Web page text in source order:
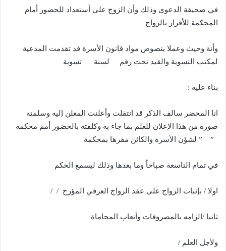
في صحيفة الدعوى وذلك وأن الزوج على أستعداد للحضور أمام
المحكمة للأقرار بالزواج
وأنة وحيث وعملا بنصوص مواد قانون الأسرة قد تقدمت المدعية
لمكتب التسوية والقيد تحت رقم لسنة تسوية
بناء عليه :
انا المحضر سالف الذكر قد انتقلت وأعلنت المعلن إليه وسلمته
صورة من هذا الإعلان للعلم بما جاء به وكلفته بالحضور أمم محكمة
” ” لشؤن الأسرة والكائن مقرها بمحكمة
في تمام التاسعة صباحاُ وما بعدها وذلك ليسمع الحكم
اولا / بإثبات الزواج على عقد الزواج العرفي المؤرخ / /
ثانيا /الزامه بالمصروفات وأتعاب المحاماة
ولأجل العلم /